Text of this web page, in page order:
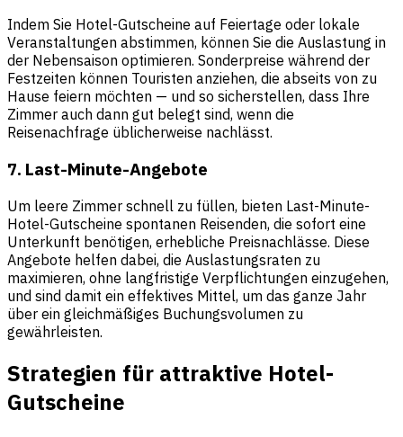
Indem Sie Hotel-Gutscheine auf Feiertage oder lokale
Veranstaltungen abstimmen, können Sie die Auslastung in
der Nebensaison optimieren. Sonderpreise während der
Festzeiten können Touristen anziehen, die abseits von zu
Hause feiern möchten — und so sicherstellen, dass Ihre
Zimmer auch dann gut belegt sind, wenn die
Reisenachfrage üblicherweise nachlässt.
7. Last-Minute-Angebote
Um leere Zimmer schnell zu füllen, bieten Last-Minute-
Hotel-Gutscheine spontanen Reisenden, die sofort eine
Unterkunft benötigen, erhebliche Preisnachlässe. Diese
Angebote helfen dabei, die Auslastungsraten zu
maximieren, ohne langfristige Verpflichtungen einzugehen,
und sind damit ein effektives Mittel, um das ganze Jahr
über ein gleichmäßiges Buchungsvolumen zu
gewährleisten.
Strategien für attraktive Hotel-
Gutscheine